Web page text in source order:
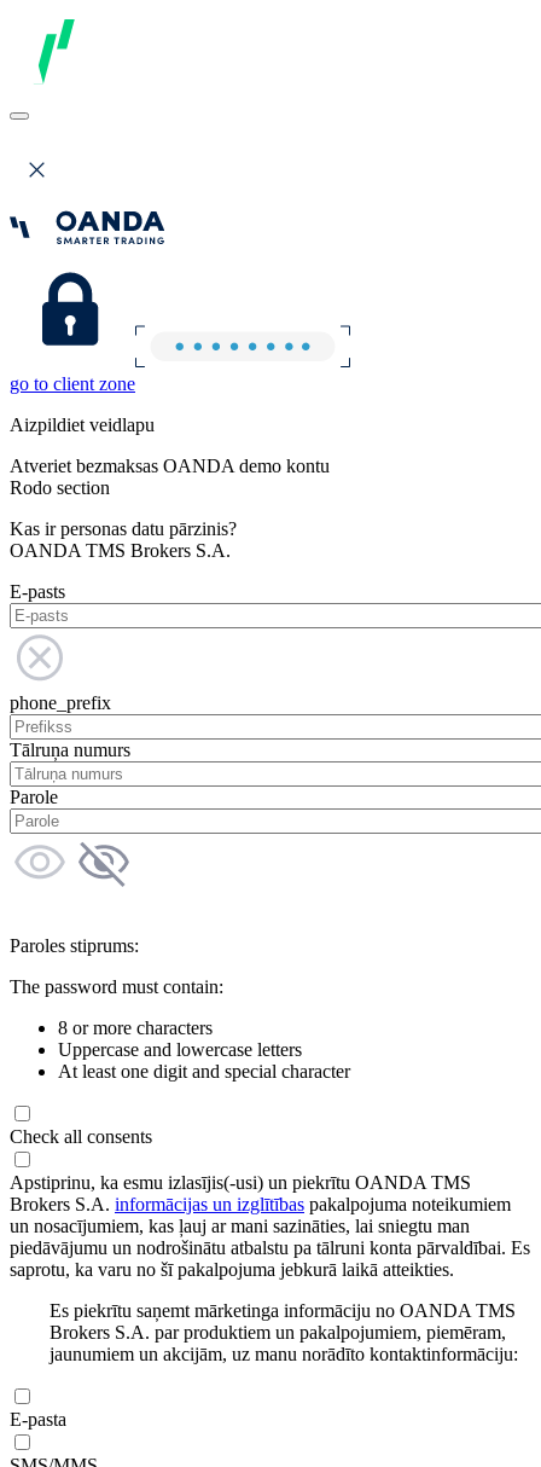
go to client zone
Aizpildiet veidlapu
Atveriet bezmaksas OANDA demo kontu
Rodo section
Kas ir personas datu pārzinis?
OANDA TMS Brokers S.A.
E-pasts
phone_prefix
Tālruņa numurs
Parole
Paroles stiprums:
The password must contain:
8 or more characters
Uppercase and lowercase letters
At least one digit and special character
Check all consents
Apstiprinu, ka esmu izlasījis(-usi) un piekrītu OANDA TMS
Brokers S.A. informācijas un izglītības pakalpojuma noteikumiem
un nosacījumiem, kas ļauj ar mani sazināties, lai sniegtu man
piedāvājumu un nodrošinātu atbalstu pa tālruni konta pārvaldībai. Es
saprotu, ka varu no šī pakalpojuma jebkurā laikā atteikties.
Es piekrītu saņemt mārketinga informāciju no OANDA TMS
Brokers S.A. par produktiem un pakalpojumiem, piemēram,
jaunumiem un akcijām, uz manu norādīto kontaktinformāciju:
E-pasta